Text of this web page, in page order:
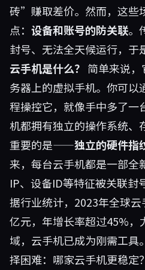
砖”赚取差价。然而，这些
点： 设备和账号的防关联。
封号、无法全天候运行，
云手机是什么？ 简单来说
务器上的虚拟手机。你可以
程操控它，就像手中多了一
机都拥有独立的操作系统、
重要的是——独立的硬件指
来，每台云手机都是一部全
IP、设备ID等特征被关联封
据行业统计，2023年全球
亿元，年增长率超过45%，
域，云手机已成为刚需工具
择困难：哪家云手机更稳定